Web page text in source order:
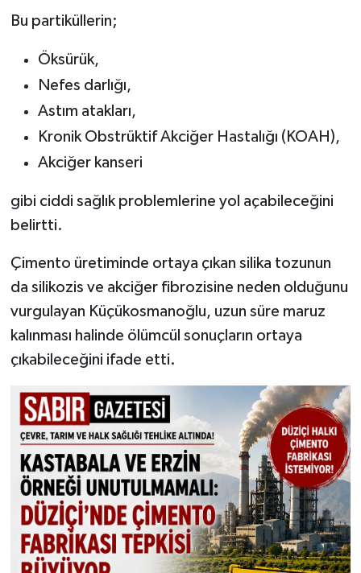
Bu partiküllerin;
Öksürük,
Nefes darlığı,
Astım atakları,
Kronik Obstrüktif Akciğer Hastalığı (KOAH),
Akciğer kanseri
gibi ciddi sağlık problemlerine yol açabileceğini
belirtti.
Çimento üretiminde ortaya çıkan silika tozunun
da silikozis ve akciğer fibrozisine neden olduğunu
vurgulayan Küçükosmanoğlu, uzun süre maruz
kalınması halinde ölümcül sonuçların ortaya
çıkabileceğini ifade etti.